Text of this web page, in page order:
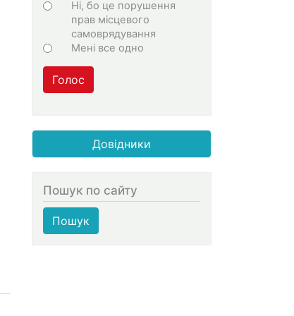
Ні, бо це порушення
прав місцевого
самоврядування
Мені все одно
Голос
Довідники
Пошук по сайту
Пошук